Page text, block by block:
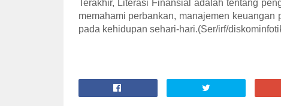
Terakhir, Literasi Finansial adalah tentang
memahami perbankan, manajemen
pada kehidupan sehari-hari.(Ser/irf/